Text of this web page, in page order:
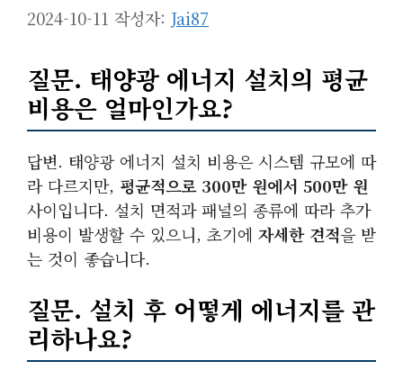
2024-10-11 작성자: Jai87
질문. 태양광 에너지 설치의 평균
비용은 얼마인가요?
답변. 태양광 에너지 설치 비용은 시스템 규모에 따
라 다르지만, 평균적으로 300만 원에서 500만 원
사이입니다. 설치 면적과 패널의 종류에 따라 추가
비용이 발생할 수 있으니, 초기에 자세한 견적을 받
는 것이 좋습니다.
질문. 설치 후 어떻게 에너지를 관
리하나요?